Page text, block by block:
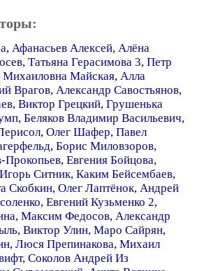
, Афанасьев Алексей, Алёна
, Татьяна Герасимова 3, Петр
Михаиловна Майская, Алла
Врагов, Александр Савостьянов,
, Виктор Грецкий, Грушенька
, Беляков Владимир Васильевич,
, Олег Шафер, Павел
, Борис Миловзоров,
Прокопьев, Евгения Бойцова,
Игорь Ситник, Каким Бейсембаев,
Скобкин, Олег Лаптёнок, Андрей
, Евгений Кузьменко 2,
, Максим Федосов, Александр
, Виктор Улин, Маро Сайрян,
, Люся Препинакова, Михаил
, Соколов Андрей Из